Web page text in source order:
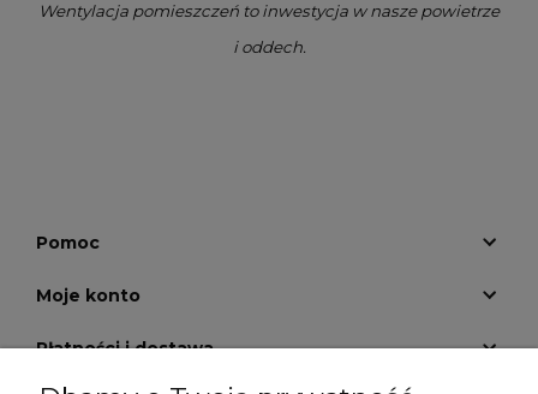
Wentylacja pomieszczeń to inwestycja w nasze powietrze
i oddech.
Pomoc
Moje konto
Płatności i dostawa